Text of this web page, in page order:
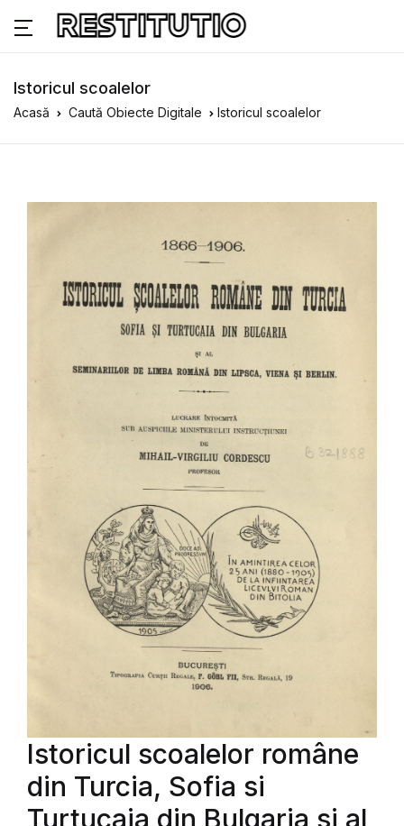
Istoricul scoalelor
Acasă Caută Obiecte Digitale Istoricul scoalelor
Istoricul scoalelor române
din Turcia, Sofia si
Turtucaia din Bulgaria si al